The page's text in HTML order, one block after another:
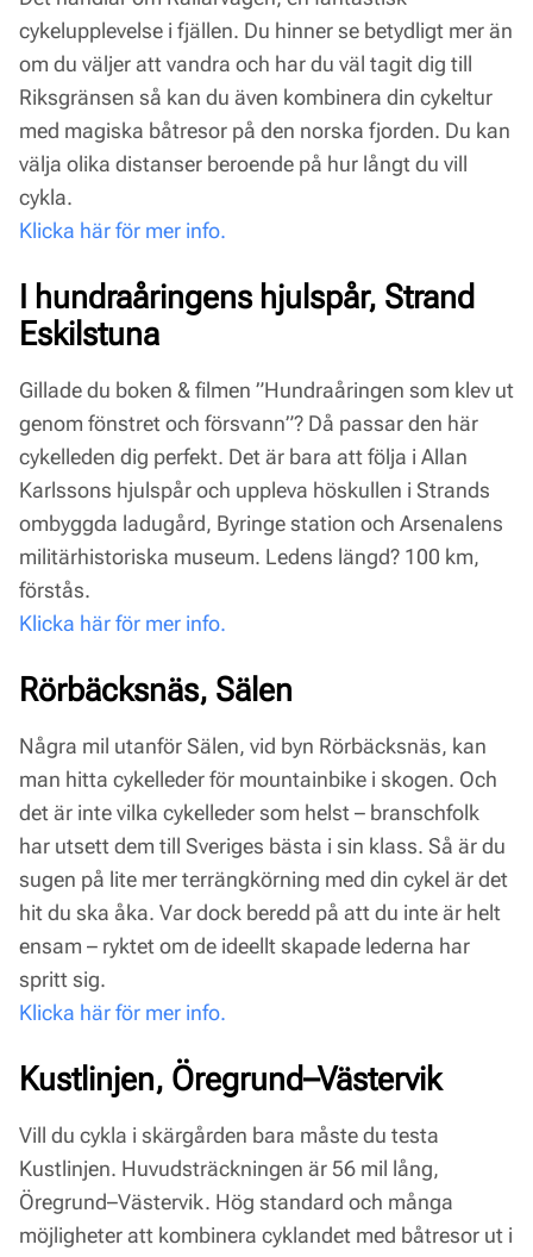
cykelupplevelse i fjällen. Du hinner se betydligt mer än
om du väljer att vandra och har du väl tagit dig till
Riksgränsen så kan du även kombinera din cykeltur
med magiska båtresor på den norska fjorden. Du kan
välja olika distanser beroende på hur långt du vill
cykla.
Klicka här för mer info.
I hundraåringens hjulspår, Strand
Eskilstuna
Gillade du boken & filmen ”Hundraåringen som klev ut
genom fönstret och försvann”? Då passar den här
cykelleden dig perfekt. Det är bara att följa i Allan
Karlssons hjulspår och uppleva höskullen i Strands
ombyggda ladugård, Byringe station och Arsenalens
militärhistoriska museum. Ledens längd? 100 km,
förstås.
Klicka här för mer info.
Rörbäcksnäs, Sälen
Några mil utanför Sälen, vid byn Rörbäcksnäs, kan
man hitta cykelleder för mountainbike i skogen. Och
det är inte vilka cykelleder som helst – branschfolk
har utsett dem till Sveriges bästa i sin klass. Så är du
sugen på lite mer terrängkörning med din cykel är det
hit du ska åka. Var dock beredd på att du inte är helt
ensam – ryktet om de ideellt skapade lederna har
spritt sig.
Klicka här för mer info.
Kustlinjen, Öregrund–Västervik
Vill du cykla i skärgården bara måste du testa
Kustlinjen. Huvudsträckningen är 56 mil lång,
Öregrund–Västervik. Hög standard och många
möjligheter att kombinera cyklandet med båtresor ut i